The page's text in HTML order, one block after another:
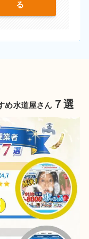
る
め水道屋さん ７選